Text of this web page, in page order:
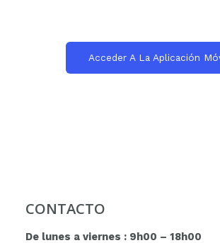
Acceder A La Aplicación
CONTACTO
De lunes a viernes : 9h00 – 18h00